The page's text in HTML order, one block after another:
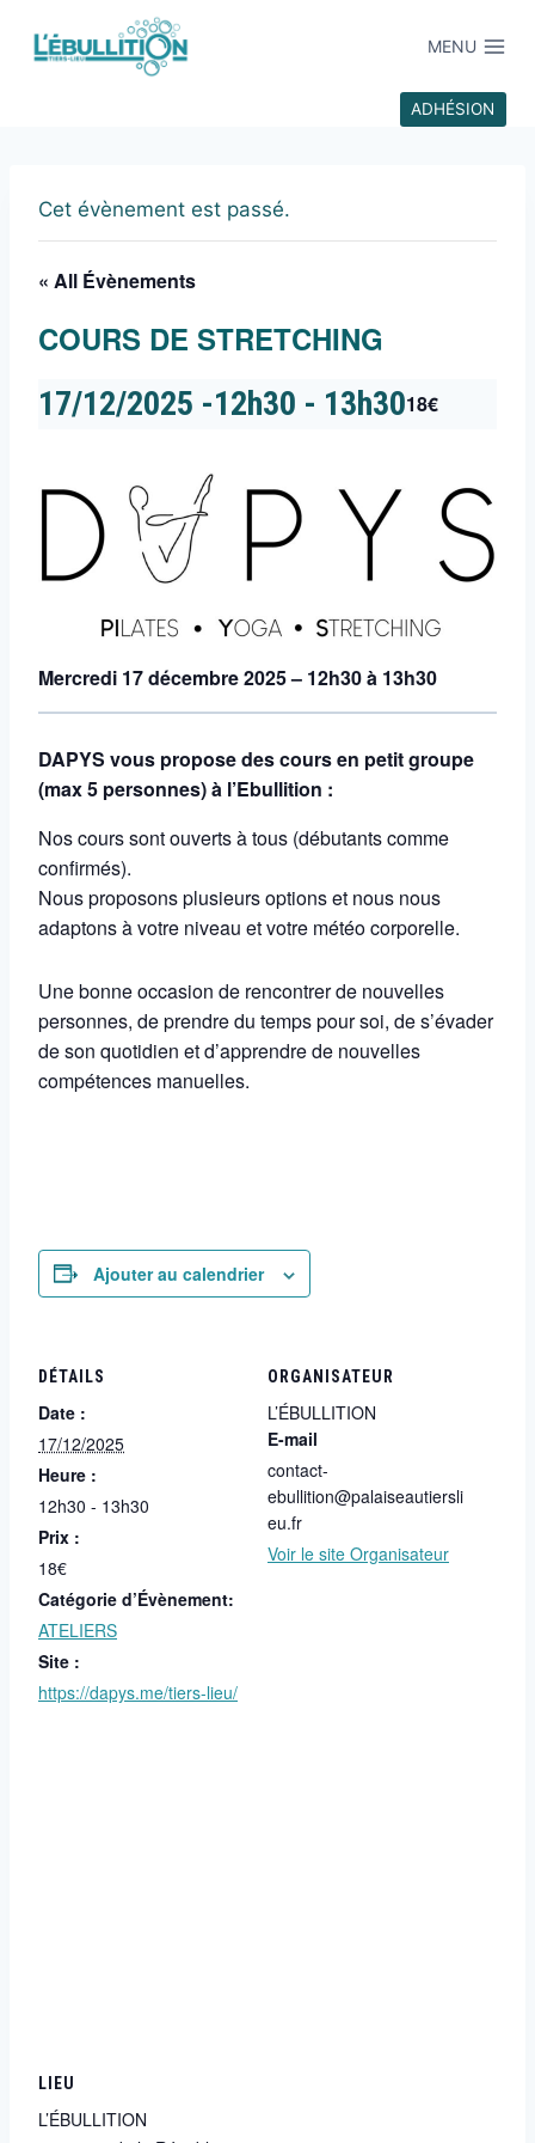
MENU
ADHÉSION
Cet évènement est passé.
« All Évènements
COURS DE STRETCHING
17/12/2025 -12h30 - 13h3018€
Mercredi 17 décembre 2025 – 12h30 à 13h30
DAPYS vous propose des cours en petit groupe
(max 5 personnes) à l’Ebullition :
Nos cours sont ouverts à tous (débutants comme
confirmés).
Nous proposons plusieurs options et nous nous
adaptons à votre niveau et votre météo corporelle.
Une bonne occasion de rencontrer de nouvelles
personnes, de prendre du temps pour soi, de s’évader
de son quotidien et d’apprendre de nouvelles
compétences manuelles.
Ajouter au calendrier
DÉTAILS
Date :
17/12/2025
Heure :
12h30 - 13h30
Prix :
18€
Catégorie d’Évènement:
ATELIERS
Site :
https://dapys.me/tiers-lieu/
ORGANISATEUR
L’ÉBULLITION
E-mail
contact-
ebullition@palaiseautiersli
eu.fr
Voir le site Organisateur
LIEU
L’ÉBULLITION